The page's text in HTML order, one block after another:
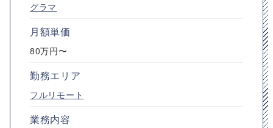
グラマ
月額単価
80万円〜
勤務エリア
フルリモート
業務内容